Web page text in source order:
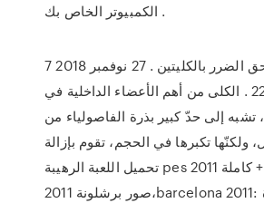
الكمبيوتر الخاص بك .
7 عادات سيئة تلحق الضرر بالكليتين . 27 نوفمبر 2018
07:52 م 2216 . الكلى من أهم الأعضاء الداخلية في
إلى حدّ كبير بذرة الفاصولياء من
ولكنّها تكبرها في الحجم، تقوم بإزالة
تحميل اللعبة الرهيبة pes 2011 كاملة + crack: اجمل
صور برشلونة 2011،barcelona 2011: تحميل لعبة كرة